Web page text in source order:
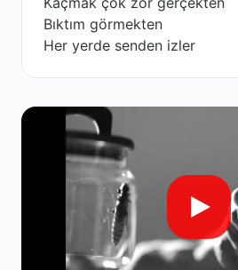
Bıktım görmekten
Her yerde senden izler